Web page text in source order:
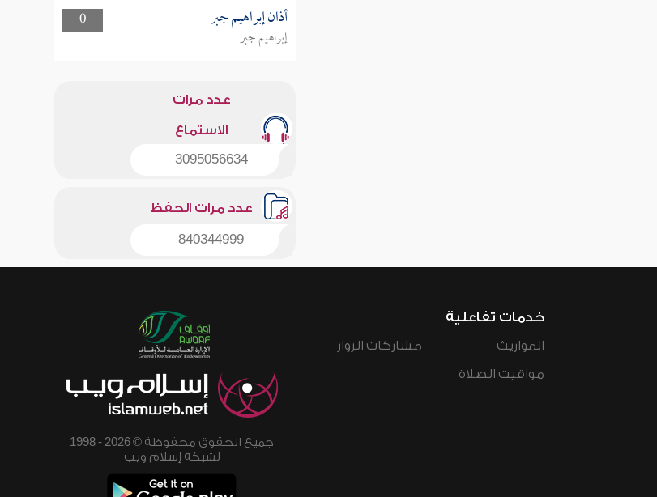
0
أذان إبراهيم جبر
إبراهيم جبر
عدد مرات
الاستماع
3095056634
عدد مرات الحفظ
840344999
خدمات تفاعلية
المواريث
مواقيت الصلاة
مشاركات الزوار
جميع الحقوق محفوظة © 2026 - 1998
لشبكة إسلام ويب